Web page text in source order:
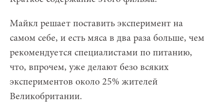
Майкл решает поставить эксперимент на
самом себе, и есть мяса в два раза больше, чем
рекомендуется специалистами по питанию,
что, впрочем, уже делают безо всяких
экспериментов около 25% жителей
Великобритании.